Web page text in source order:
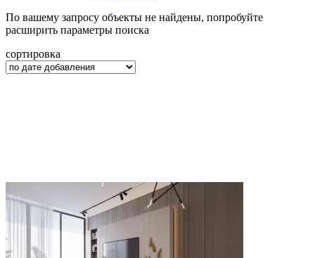
По вашему запросу объекты не найдены, попробуйте
расширить параметры поиска
сортировка